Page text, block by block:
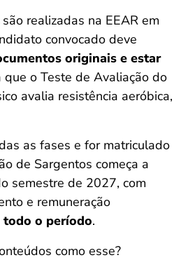
realizadas na EEAR em
convocado deve
originais e estar
que o Teste de Avaliação do
avalia resistência aeróbica,
as fases e for matriculado
de Sargentos começa a
semestre de 2027, com
e remuneração
o período.
como esse?